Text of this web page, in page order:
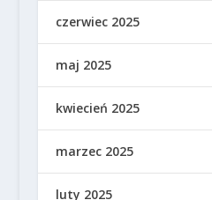
czerwiec 2025
maj 2025
kwiecień 2025
marzec 2025
luty 2025